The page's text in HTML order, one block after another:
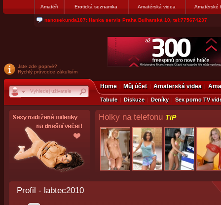
Amatéři Erotická seznamka Amatérská videa Amatérské
nanosekunda187: Hanka servis Praha Bulharská 10, tel:775674237
Jste zde poprvé?
Rychlý průvodce zákulisím
Home Můj účet Amaterská videa
Tabule Diskuze Deníky Sex porno TV
Holky na telefonu TiP
Profil - labtec2010